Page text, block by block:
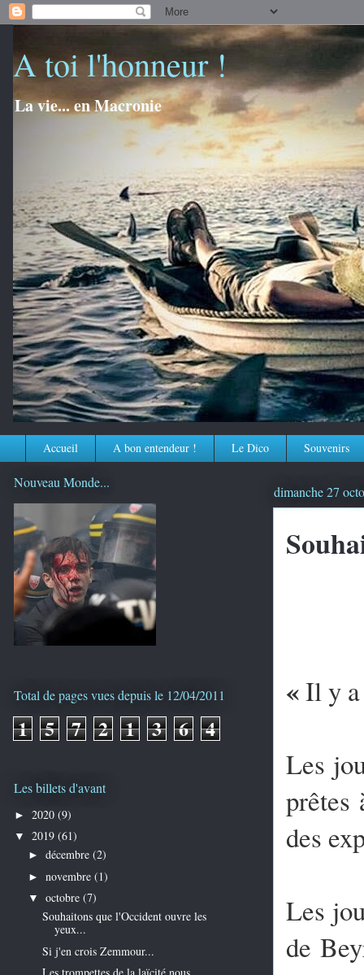
A toi l'honneur !
La vie... en Macronie
Accueil A bon entendeur ! Le Dico Souvenirs
dimanche 27
«Il y a
Les
prêtes
des
Les
de
Nouveau Monde...
Total de pages vues depuis le 12/04/2011
1 5 7 2 1 3 6 4
Les billets d'avant
► 2020 (9)
▼ 2019 (61)
► décembre (2)
► novembre (1)
▼ octobre (7)
Souhaitons que l'Occident ouvre les
yeux...
Si j'en crois Zemmour...